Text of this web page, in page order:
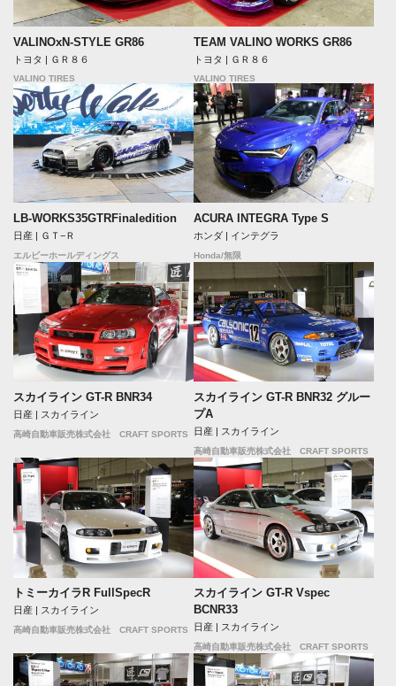
VALINOxN-STYLE GR86
トヨタ | ＧＲ８６
VALINO TIRES
TEAM VALINO WORKS GR86
トヨタ | ＧＲ８６
VALINO TIRES
LB-WORKS35GTRFinaledition
日産 | ＧＴ−Ｒ
エルビーホールディングス
ACURA INTEGRA Type S
ホンダ | インテグラ
Honda/無限
スカイライン GT-R BNR34
日産 | スカイライン
高崎自動車販売株式会社 CRAFT SPORTS
スカイライン GT-R BNR32 グルー
プA
日産 | スカイライン
高崎自動車販売株式会社 CRAFT SPORTS
トミーカイラR FullSpecR
日産 | スカイライン
高崎自動車販売株式会社 CRAFT SPORTS
スカイライン GT-R Vspec
BCNR33
日産 | スカイライン
高崎自動車販売株式会社 CRAFT SPORTS